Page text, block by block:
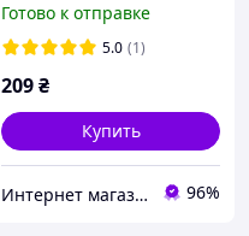
прісноводному/
морському акваріумі та
Готово к отправке
5.0 (1)
209₴
Купить
Интернет магазин "HELMON" 96%